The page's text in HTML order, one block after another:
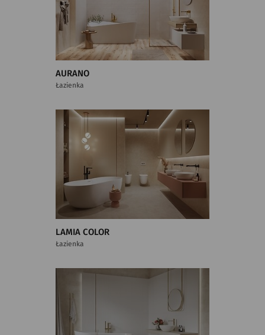
AURANO
Łazienka
LAMIA COLOR
Łazienka